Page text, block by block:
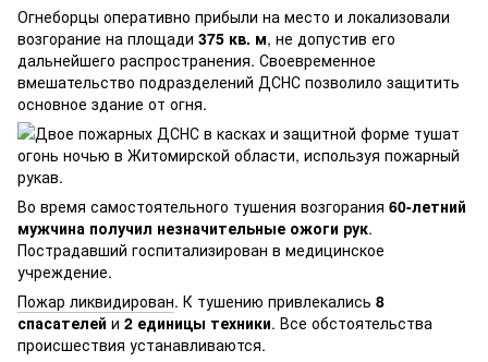
Огнеборцы оперативно прибыли на место и локализовали
возгорание на площади 375 кв. м, не допустив его
дальнейшего распространения. Своевременное
вмешательство подразделений ДСНС позволило защитить
основное здание от огня.
Во время самостоятельного тушения возгорания 60-летний
мужчина получил незначительные ожоги рук.
Пострадавший госпитализирован в медицинское
учреждение.
Пожар ликвидирован. К тушению привлекались 8
спасателей и 2 единицы техники. Все обстоятельства
происшествия устанавливаются.